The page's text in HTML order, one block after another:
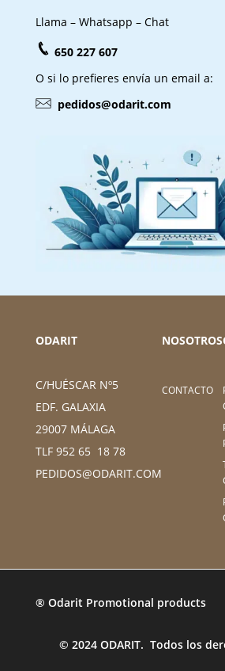
Llama – Whatsapp – Chat
650 227 607
O si lo prefieres envía un email a:
pedidos@odarit.com
ODARIT
C/HUÉSCAR Nº5
EDF. GALAXIA
29007 MÁLAGA
TLF 952 65 18 78
PEDIDOS@ODARIT.COM
NOSOTROS
CONTACTO
® Odarit Promotional products
© 2024 ODARIT. Todos los